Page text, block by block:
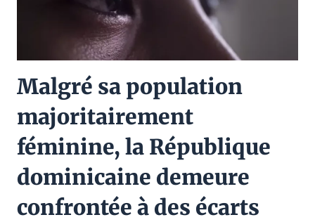
Malgré sa population
majoritairement
féminine, la République
dominicaine demeure
confrontée à des écarts